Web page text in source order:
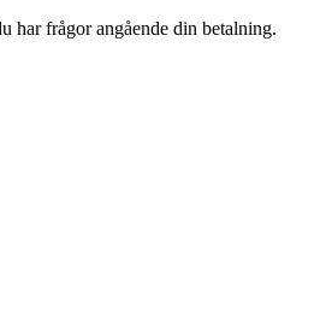
har frågor angående din betalning.